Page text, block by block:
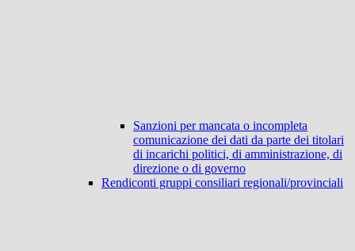
Sanzioni per mancata o incompleta
comunicazione dei dati da parte dei titolari
di incarichi politici, di amministrazione, di
direzione o di governo
Rendiconti gruppi consiliari regionali/provinciali